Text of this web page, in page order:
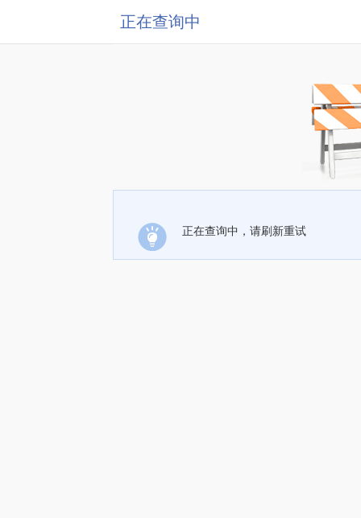
正在查询中
正在查询中，请刷新重试